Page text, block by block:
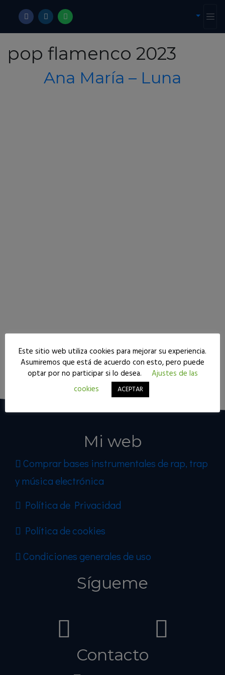
pop flamenco 2023
Ana María – Luna
Seguir leyendo
Mi web
Comprar bases instrumentales de rap, trap
y música electrónica
Política de Privacidad
Política de cookies
Condiciones generales de uso
Sígueme
Contacto
Este sitio web utiliza cookies para mejorar su experiencia.
Asumiremos que está de acuerdo con esto, pero puede
optar por no participar si lo desea.
Ajustes de las
cookies
ACEPTAR